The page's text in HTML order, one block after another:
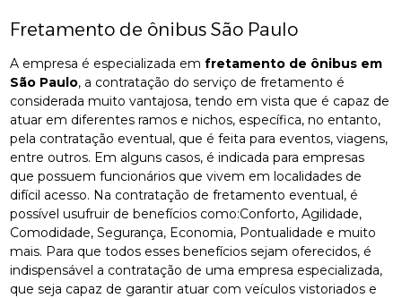
Fretamento de ônibus São Paulo
A empresa é especializada emfretamento de ônibus em
São Paulo, a contratação do serviço de fretamento é
considerada muito vantajosa, tendo em vista que é capaz de
atuar em diferentes ramos e nichos, específica, no entanto,
pela contratação eventual, que é feita para eventos, viagens,
entre outros. Em alguns casos, é indicada para empresas
que possuem funcionários que vivem em localidades de
difícil acesso. Na contratação de fretamento eventual, é
possível usufruir de benefícios como:Conforto, Agilidade,
Comodidade, Segurança, Economia, Pontualidade e muito
mais. Para que todos esses benefícios sejam oferecidos, é
indispensável a contratação de uma empresa especializada,
que seja capaz de garantir atuar com veículos vistoriados e